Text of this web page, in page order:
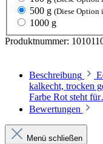
500 g (Diese Option
1000 g
Produktnummer:
Beschreibung
kalkecht, trocken
Farbe Rot steht
Bewertungen
Menü schließen